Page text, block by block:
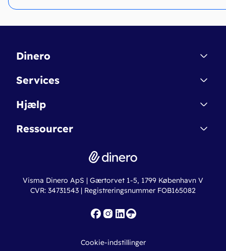
Dinero
Kontakt
Betingelser & Sikkerhed
Services
Dinero Starter
Dinero Pro
Erhvervslån
Fakturaskabeloner
Hjælp
Online regnskabskurser
Ressourcer
Ny virksomhed
Iværksætterlegat
Visma Dinero ApS | Gærtorvet 1-5, 1799 København V
CVR: 34731543 | Registreringsnummer FOB165082
Cookie-indstillinger